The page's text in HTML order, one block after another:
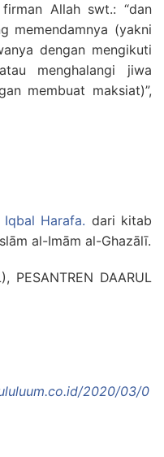
Allah swt.: “dan
memendamnya (yakni
dengan mengikuti
menghalangi jiwa
membuat maksiat)”,
Harafa. dari kitab
al-Imām al-Ghazālī.
PESANTREN DAARUL
2020/03/0